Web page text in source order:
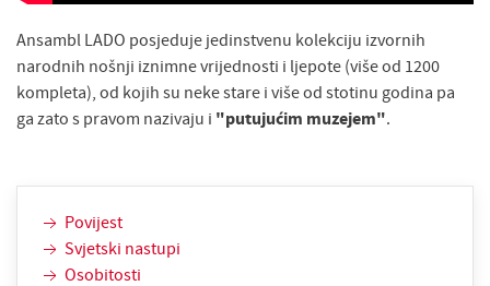
Ansambl LADO posjeduje jedinstvenu kolekciju izvornih
narodnih nošnji iznimne vrijednosti i ljepote (više od 1200
kompleta), od kojih su neke stare i više od stotinu godina pa
ga zato s pravom nazivaju i "putujućim muzejem".
Povijest
Svjetski nastupi
Osobitosti